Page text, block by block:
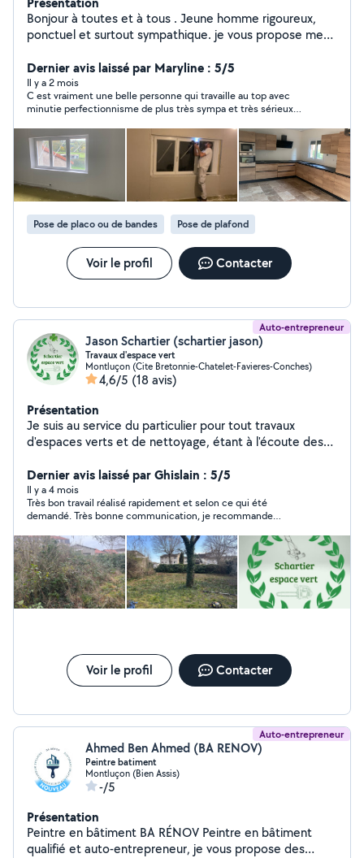
Bonjour à toutes et à tous . Jeune homme rigoureux,
ponctuel et surtout sympathique. je vous propose mes
haie, désherbage, debrousaillage...) ainsi que le
bricolage intérieur(peinture murs et plafonds, ratissage
à l'enduit, bande à placo pose de parquet flottant,
faïence, pierre de parement, montage de meubles etc
)et extérieur ( peinture volets, karcher...) je reste à
votre disposition pour toutes questions ou demande .
Bonne journée à tous .
Dernier avis laissé par Maryline : 5/5
Il y a 2 mois
C est vraiment une belle personne qui travaille au top avec
minutie perfectionnisme de plus très sympa et très sérieux
Pose de placo ou de bandes Pose de plafond
Voir le profil Contacter
Auto-entrepreneur
Jason Schartier (schartier jason)
Travaux d'espace vert
Montluçon (Cite Bretonnie-Chatelet-Favieres-Conches)
4,6/5 (18 avis)
Présentation
Je suis au service du particulier pour tout travaux
d'espaces verts et de nettoyage, étant à l'écoute des
Dernier avis laissé par Ghislain : 5/5
Il y a 4 mois
Très bon travail réalisé rapidement et selon ce qui été
demandé. Très bonne communication, je recommande
Voir le profil Contacter
Auto-entrepreneur
Ahmed Ben Ahmed (BA RENOV)
Peintre batiment
Montluçon (Bien Assis)
-/5
Présentation
Peintre en bâtiment BA RÉNOV Peintre en bâtiment
qualifié et auto-entrepreneur, je vous propose des